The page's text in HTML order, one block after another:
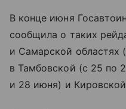
В конце июня
сообщила о таких
и Самарской областях
в Тамбовской (с 25 по
и 28 июня) и